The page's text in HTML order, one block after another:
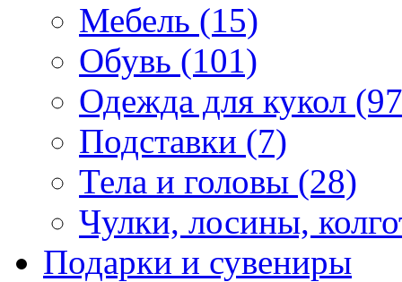
Мебель (15)
Обувь (101)
Одежда для кукол
Подставки (7)
Тела и головы (28)
Чулки, лосины,
Подарки и сувениры